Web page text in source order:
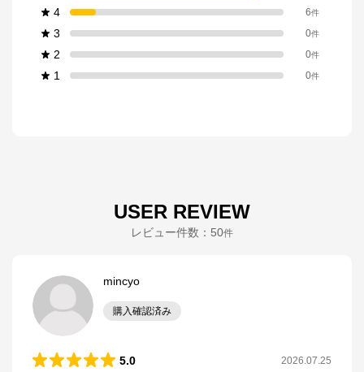
4 6件
3 0件
2 0件
1 0件
USER REVIEW
レビュー件数： 50件
mincyo
購入確認済み
5.0 2026.07.25